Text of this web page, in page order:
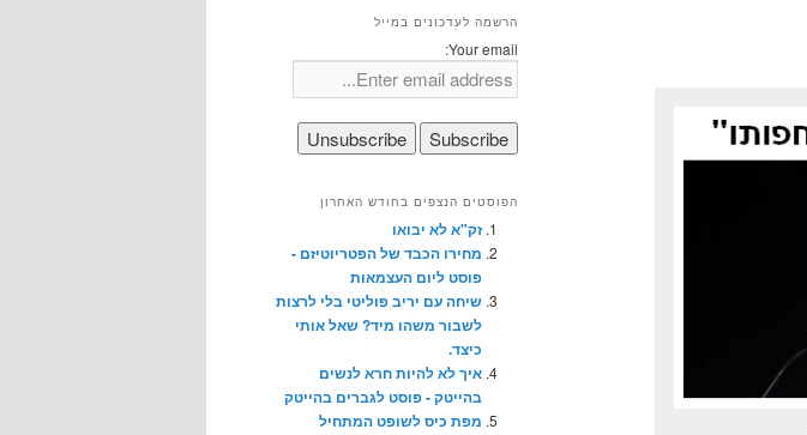
הרשמה לעדכונים במייל
Your email:
הפוסטים הנצפים בחודש האחרון
זק"א לא יבואו
מחירו הכבד של הפטריוטיזם -
פוסט ליום העצמאות
שיחה עם יריב פוליטי בלי לרצות
לשבור משהו מיד? שאל אותי
כיצד.
איך לא להיות חרא לנשים
בהייטק - פוסט לגברים בהייטק
מפת כיס לשופט המתחיל